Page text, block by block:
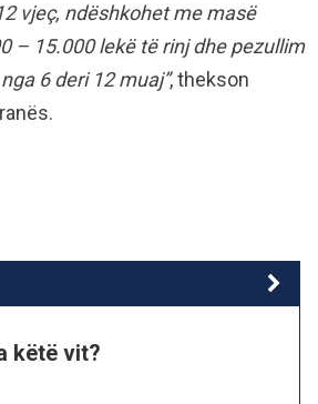
vjeç, ndëshkohet me masë
– 15.000 lekë të rinj dhe pezullim
6 deri 12 muaj”, thekson
këtë vit?